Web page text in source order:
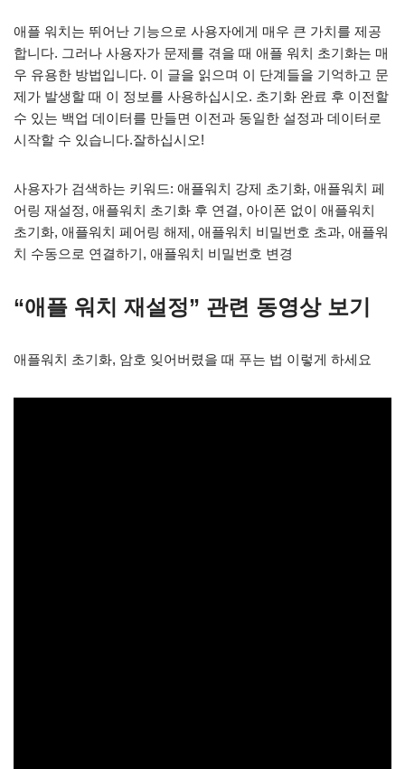
애플 워치는 뛰어난 기능으로 사용자에게 매우 큰 가치를 제공
합니다. 그러나 사용자가 문제를 겪을 때 애플 워치 초기화는 매
우 유용한 방법입니다. 이 글을 읽으며 이 단계들을 기억하고 문
제가 발생할 때 이 정보를 사용하십시오. 초기화 완료 후 이전할
수 있는 백업 데이터를 만들면 이전과 동일한 설정과 데이터로
시작할 수 있습니다.잘하십시오!
사용자가 검색하는 키워드: 애플워치 강제 초기화, 애플워치 페
어링 재설정, 애플워치 초기화 후 연결, 아이폰 없이 애플워치
초기화, 애플워치 페어링 해제, 애플워치 비밀번호 초과, 애플워
치 수동으로 연결하기, 애플워치 비밀번호 변경
“애플 워치 재설정” 관련 동영상 보기
애플워치 초기화, 암호 잊어버렸을 때 푸는 법 이렇게 하세요